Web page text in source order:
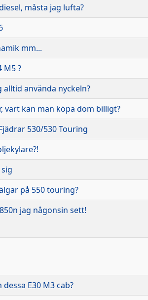
måsta jag lufta?
mm...
M5 ?
använda nyckeln?
vart kan man köpa dom billigt?
530/530 Touring
på 550 touring?
jag någonsin sett!
E30 M3 cab?